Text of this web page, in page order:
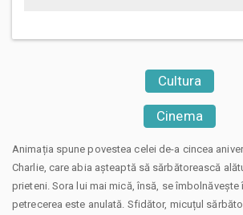
Cultura
Cinema
Animația spune povestea celei de-a cincea
Charlie, care abia așteaptă să sărbătorească
prieteni. Sora lui mai mică, însă, se îmbolnăvește
petrecerea este anulată. Sfidător, micuțul